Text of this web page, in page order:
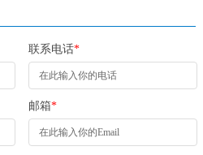
联系电话*
邮箱*